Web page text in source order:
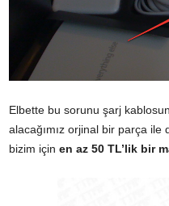
Elbette bu sorunu şarj
alacağımız orjinal bir parça
bizim için en az 50 TL’lik bir